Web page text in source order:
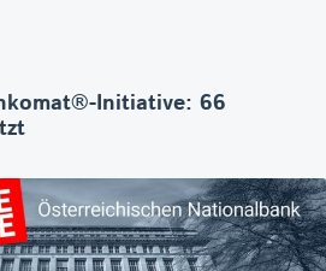
Initiative: 66